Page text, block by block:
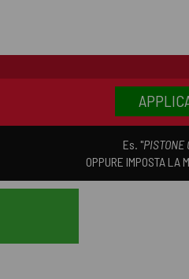
Es. "
OPPURE IMPOSTA LA